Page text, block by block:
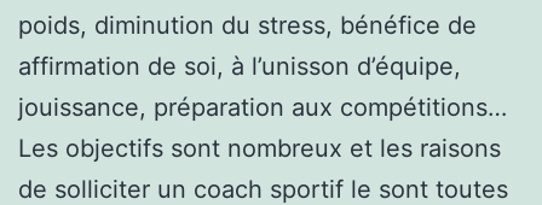
poids, diminution du stress, bénéfice de
affirmation de soi, à l’unisson d’équipe,
jouissance, préparation aux compétitions…
Les objectifs sont nombreux et les raisons
de solliciter un coach sportif le sont toutes